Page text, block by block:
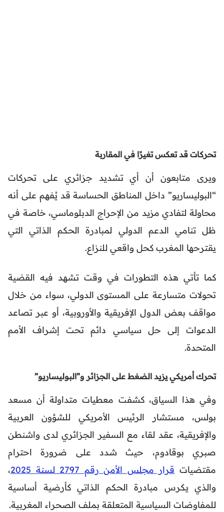
تحركات قد تعكس تغيرًا في المقاربة
ويرى متابعون أن أي تشديد جزائري على تحركات
“البوليساريو” داخل المناطق الحساسة قد يُفهم على أنه
محاولة لتفادي مزيد من الإحراج الدبلوماسي، خاصة في
ظل تنامي الدعم الدولي لمبادرة الحكم الذاتي التي
يقترحها المغرب كحل واقعي للنزاع.
كما تأتي هذه التطورات في وقت تشهد فيه القضية
تحولات متسارعة على المستوى الدولي، سواء من خلال
مواقف بعض الدول الإفريقية والأوروبية، أو عبر تصاعد
الدعوات إلى حل سياسي دائم تحت إشراف الأمم
المتحدة.
تحرك أمريكي يزيد الضغط على الجزائر و”البوليساريو”
وفي هذا السياق، كشفت معطيات متداولة أن مسعد
بولس، مستشار الرئيس الأمريكي للشؤون العربية
والإفريقية، عقد لقاء مع السفير الجزائري لدى واشنطن
صبري بوقادوم، حيث شدد على ضرورة احترام
مقتضيات قرار مجلس الأمن رقم 2797 لسنة 2025
،
والذي يكرس مبادرة الحكم الذاتي كأرضية أساسية
للمفاوضات السياسية المتعلقة بملف الصحراء المغربية.